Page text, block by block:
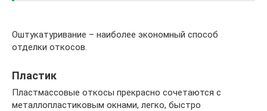
Оштукатуривание – наиболее экономный способ
отделки откосов.
Пластик
Пластмассовые откосы прекрасно сочетаются с
металлопластиковым окнами, легко, быстро